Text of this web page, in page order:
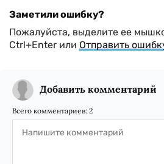
Заметили ошибку?
Пожалуйста, выделите ее
Ctrl+Enter или Отправить
Добавить комментарий
Всего комментариев: 2